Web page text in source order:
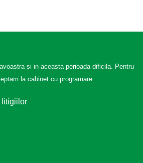
si in aceasta perioada dificila. Pentru
la cabinet cu programare.
litigiilor